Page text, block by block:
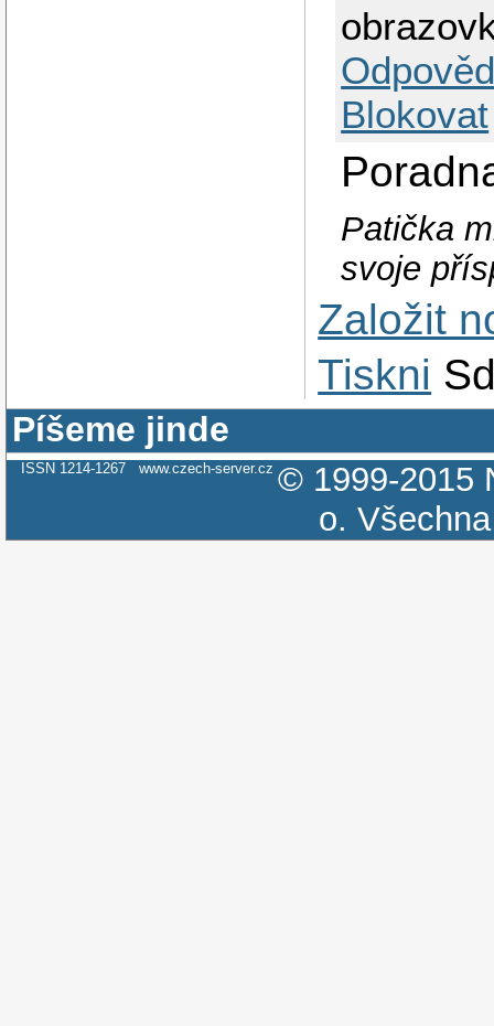
Blokovat
Patička
svoje
Založit
Tiskni
Píšeme jinde
ISSN 1214-1267 www.czech-server.cz © 1999-2015
o.